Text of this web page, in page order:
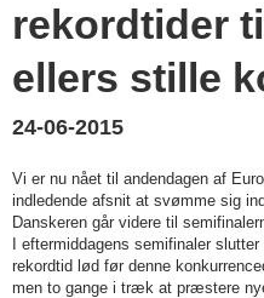
rekordtider
ellers stille
24-06-2015
Vi er nu nået til andendagen af
indledende afsnit at svømme sig
Danskeren går videre til
I eftermiddagens semifinaler
rekordtid lød før denne
men to gange i træk at præstere